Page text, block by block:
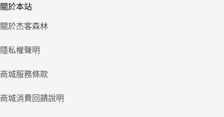
關於本站
關於杰客森林
隱私權聲明
商城服務條款
商城消費回饋說明